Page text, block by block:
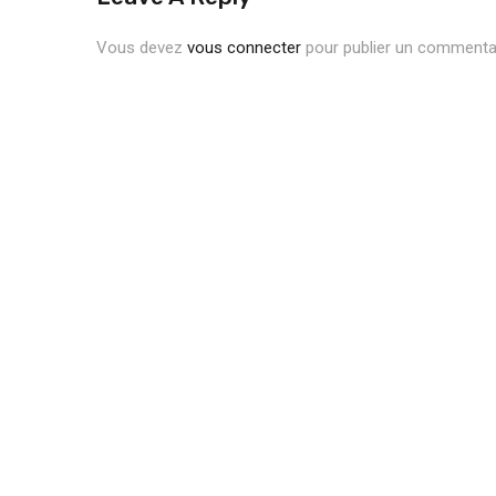
Vous devez vous connecter pour publier un